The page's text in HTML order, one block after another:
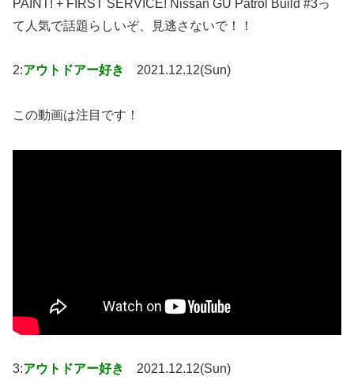
PAINT! + FIRST SERVICE! Nissan GU Patrol Build #3っ
て人気で話題らしいぞ、見逃さないで！！
2:アウトドアー好き 2021.12.12(Sun)
この動画は注目です！
3:アウトドアー好き 2021.12.12(Sun)